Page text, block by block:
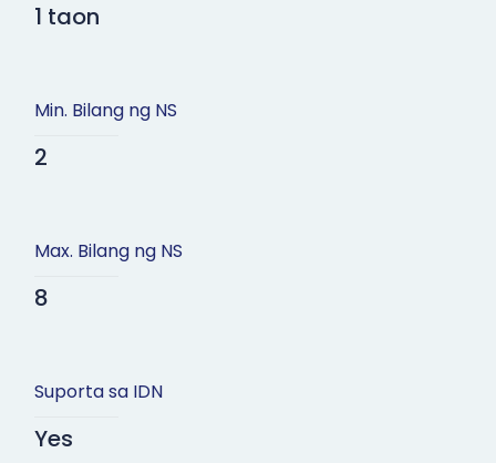
1 taon
Min. Bilang ng NS
2
Max. Bilang ng NS
8
Suporta sa IDN
Yes